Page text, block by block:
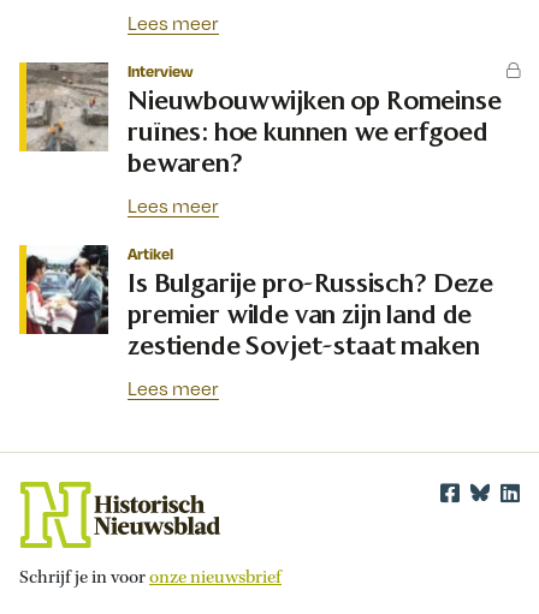
Lees meer
Interview
Nieuwbouwwijken op Romeinse
ruïnes: hoe kunnen we erfgoed
bewaren?
Lees meer
Artikel
Is Bulgarije pro-Russisch? Deze
premier wilde van zijn land de
zestiende Sovjet-staat maken
Lees meer
Schrijf je in vooronze nieuwsbrief